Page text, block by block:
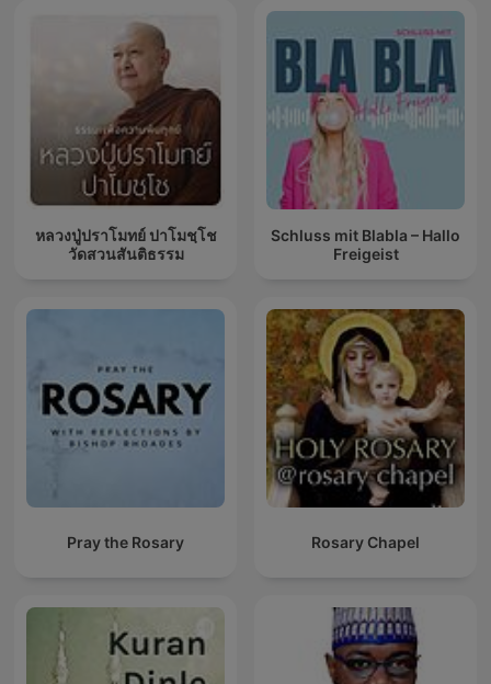
หลวงปู่ปราโมทย์ ปาโมชฺโช
วัดสวนสันติธรรม
Schluss mit Blabla – Hallo
Freigeist
Pray the Rosary Rosary Chapel